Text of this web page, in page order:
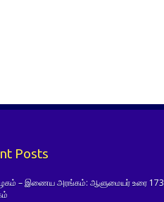
Posts
கழகம் – இணைய அரங்கம்: ஆளுமையர் உரை 173